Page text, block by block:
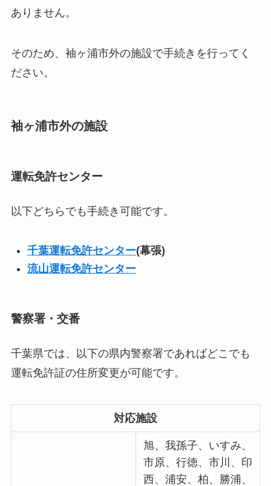
ありません。
そのため、袖ヶ浦市外の施設で手続きを行ってく
ださい。
袖ヶ浦市外の施設
運転免許センター
以下どちらでも手続き可能です。
千葉運転免許センター(幕張)
流山運転免許センター
警察署・交番
千葉県では、以下の県内警察署であればどこでも
運転免許証の住所変更が可能です。
対応施設
旭、我孫子、いすみ、
市原、行徳、市川、印
西、浦安、柏、勝浦、